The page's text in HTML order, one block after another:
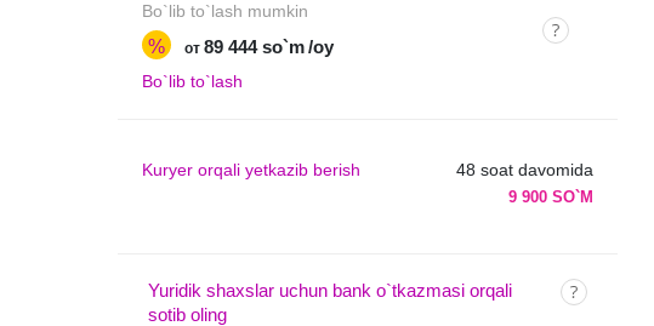
Bo`lib to`lash mumkin
% от 89 444 so`m /oy
Bo`lib to`lash
Kuryer orqali yetkazib berish 48 soat davomida
9 900 SO`M
Yuridik shaxslar uchun bank o`tkazmasi orqali
sotib oling